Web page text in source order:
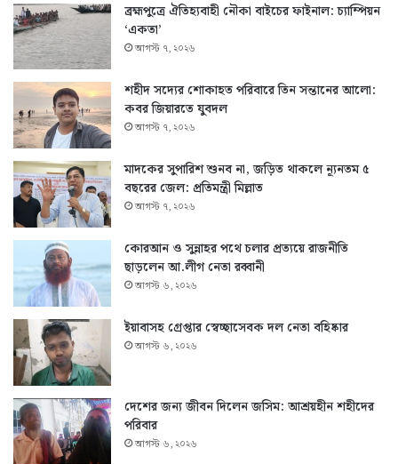
ব্রহ্মপুত্রে ঐতিহ্যবাহী নৌকা বাইচের ফাইনাল: চ্যাম্পিয়ন
‘একতা’
আগস্ট ৭, ২০২৬
শহীদ সদ্যের শোকাহত পরিবারে তিন সন্তানের আলো:
কবর জিয়ারতে যুবদল
আগস্ট ৭, ২০২৬
মাদকের সুপারিশ শুনব না, জড়িত থাকলে ন্যূনতম ৫
বছরের জেল: প্রতিমন্ত্রী মিল্লাত
আগস্ট ৭, ২০২৬
কোরআন ও সুন্নাহর পথে চলার প্রত্যয়ে রাজনীতি
ছাড়লেন আ.লীগ নেতা রব্বানী
আগস্ট ৬, ২০২৬
ইয়াবাসহ গ্রেপ্তার স্বেচ্ছাসেবক দল নেতা বহিষ্কার
আগস্ট ৬, ২০২৬
দেশের জন্য জীবন দিলেন জসিম: আশ্রয়হীন শহীদের
পরিবার
আগস্ট ৬, ২০২৬